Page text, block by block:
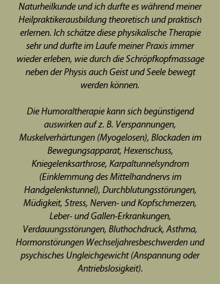
Naturheilkunde und ich durfte es während meiner
Heilpraktikerausbildung theoretisch und praktisch
erlernen. Ich schätze diese physikalische Therapie
sehr und durfte im Laufe meiner Praxis immer
wieder erleben, wie durch die Schröpfkopfmassage
neben der Physis auch Geist und Seele bewegt
werden können.
Die Humoraltherapie kann sich begünstigend
auswirken auf z. B. Verspannungen,
Muskelverhärtungen (Myogelosen), Blockaden im
Bewegungsapparat, Hexenschuss,
Kniegelenksarthrose, Karpaltunnelsyndrom
(Einklemmung des Mittelhandnervs im
Handgelenkstunnel), Durchblutungsstörungen,
Müdigkeit, Stress, Nerven- und Kopfschmerzen,
Leber- und Gallen-Erkrankungen,
Verdauungsstörungen, Bluthochdruck, Asthma,
Hormonstörungen Wechseljahresbeschwerden und
psychisches Ungleichgewicht (Anspannung oder
Antriebslosigkeit).